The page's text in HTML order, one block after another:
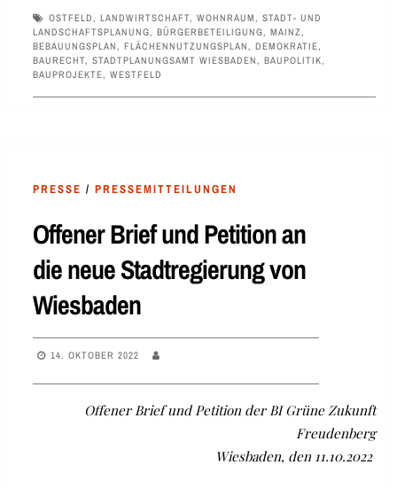
OSTFELD, LANDWIRTSCHAFT, WOHNRAUM, STADT- UND
LANDSCHAFTSPLANUNG, BÜRGERBETEILIGUNG, MAINZ,
BEBAUUNGSPLAN, FLÄCHENNUTZUNGSPLAN, DEMOKRATIE,
BAURECHT, STADTPLANUNGSAMT WIESBADEN, BAUPOLITIK,
BAUPROJEKTE, WESTFELD
PRESSE / PRESSEMITTEILUNGEN
Offener Brief und Petition an
die neue Stadtregierung von
Wiesbaden
14. OKTOBER 2022
Offener Brief und Petition der BI Grüne Zukunft
Freudenberg
Wiesbaden, den 11.10.2022